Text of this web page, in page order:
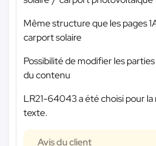
Même structure que les pages
carport solaire
Possibilité de modifier les
du contenu
LR21-64043 a été choisi pour
texte.
Avis du client